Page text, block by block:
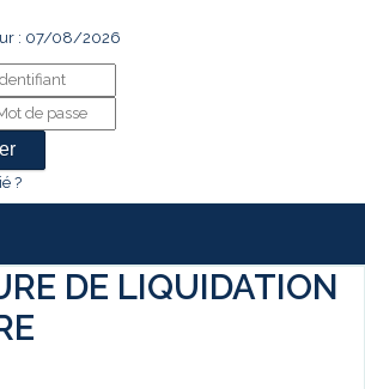
: 07/08/2026
?
DE LIQUIDATION